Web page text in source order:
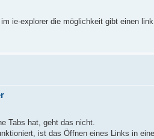
ie-explorer die möglichkeit gibt einen
Tabs hat, geht das nicht.
ist das Öffnen eines Links in